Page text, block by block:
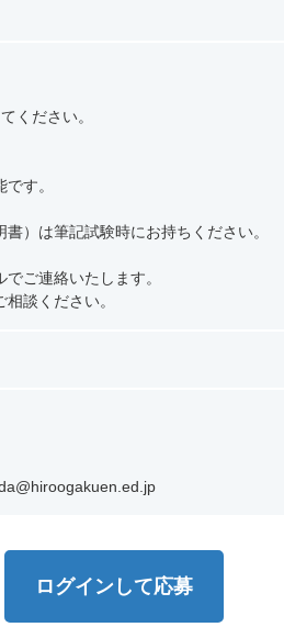
ください。
す。
）は筆記試験時にお持ちください。
ご連絡いたします。
談ください。
ログインして応募